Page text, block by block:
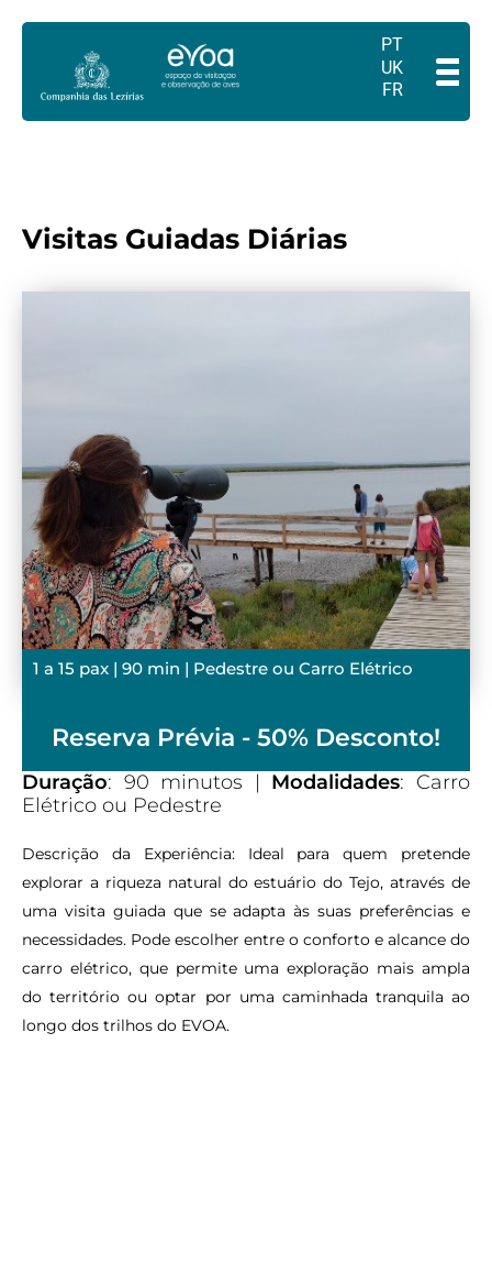
PT
UK
FR
Visitas Guiadas Diárias
1 a 15 pax | 90 min | Pedestre ou Carro Elétrico
Reserva Prévia - 50% Desconto!
Duração: 90 minutos | Modalidades: Carro
Elétrico ou Pedestre
Descrição da Experiência:Ideal para quem pretende
explorar a riqueza natural do estuário do Tejo, através de
uma visita guiada que se adapta às suas preferências e
necessidades. Pode escolher entre o conforto e alcance do
carro elétrico, que permite uma exploração mais ampla
do território ou optar por uma caminhada tranquila ao
longo dos trilhos do EVOA.